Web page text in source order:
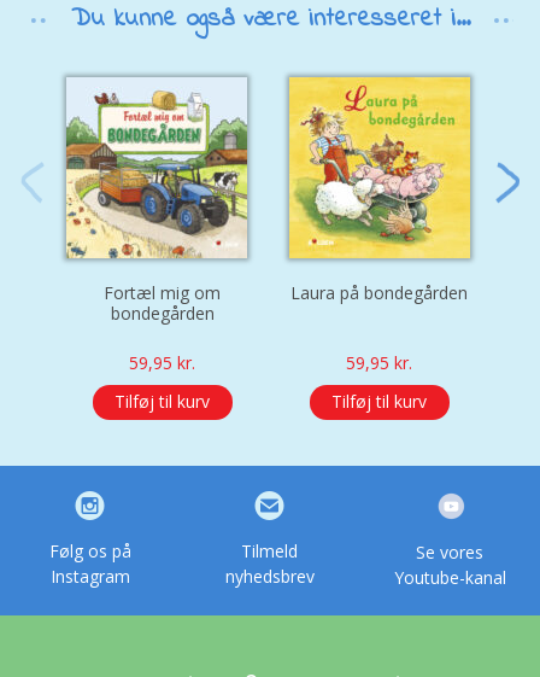
Du kunne også være interesseret i...
Fortæl mig om
bondegården
59,95kr.
Tilføj til kurv
Laura på bondegården
59,95kr.
Tilføj til kurv
Følg os på
Instagram
Tilmeld
nyhedsbrev
Se vores
Youtube-kanal